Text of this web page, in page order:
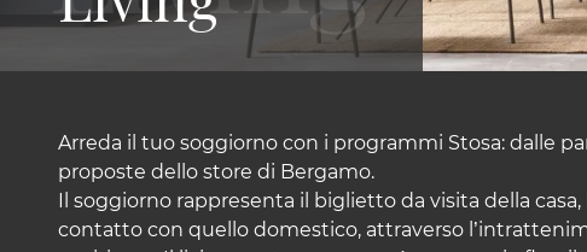
Arreda il tuo soggiorno con i programmi Stosa: dalle
proposte dello store di Bergamo.
Il soggiorno rappresenta il biglietto da visita della
contatto con quello domestico, attraverso